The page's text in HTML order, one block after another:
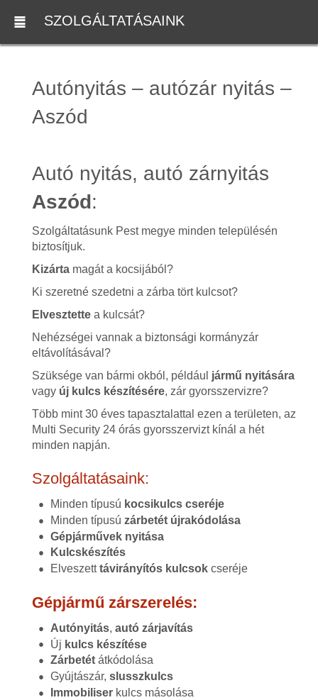
SZOLGÁLTATÁSAINK
Autónyitás – autózár nyitás –
Aszód
Autó nyitás, autó zárnyitás
Aszód:
Szolgáltatásunk Pest megye minden településén
biztosítjuk.
Kizártamagát a kocsijából?
Ki szeretné szedetni a zárba tört kulcsot?
Elvesztettea kulcsát?
Nehézségei vannak a biztonsági kormányzár
eltávolításával?
Szüksége van bármi okból, például jármű nyitására
vagy új kulcs készítésére, zár gyorsszervizre?
Több mint 30 éves tapasztalattal ezen a területen, az
Multi Security 24 órás gyorsszervizt kínál a hét
minden napján.
Szolgáltatásaink:
Minden típusú kocsikulcs cseréje
Minden típusú zárbetét újrakódolása
Gépjárművek nyitása
Kulcskészítés
Elveszetttávirányítós kulcsokcseréje
Gépjármű zárszerelés:
Autónyitás, autó zárjavítás
Új kulcs készítése
Zárbetétátkódolása
Gyújtászár, slusszkulcs
Immobiliserkulcs másolása